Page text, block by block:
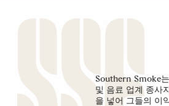
Southern Smoke
및 음료 업계 종사
을 넣어 그들의 이